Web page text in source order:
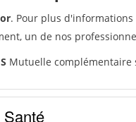
. Pour plus
un de nos
Mutuelle complémentaire